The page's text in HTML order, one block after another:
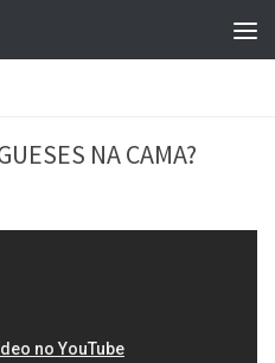
NA CAMA?